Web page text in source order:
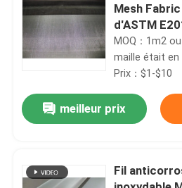
Mesh
d'ASTM
résistance
MOQ：1m2
maille était en
Prix：$1-$10
meilleur prix
Fil